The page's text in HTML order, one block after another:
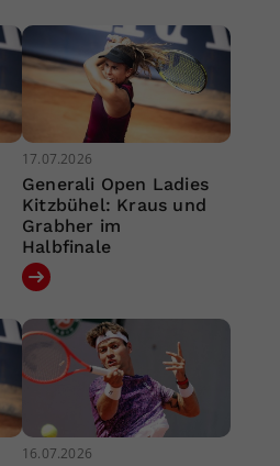
17.07.2026
Generali Open Ladies
Kitzbühel: Kraus und
Grabher im
Halbfinale
16.07.2026